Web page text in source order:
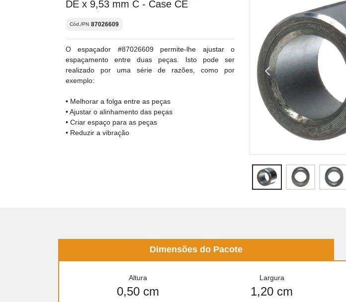
DE x 9,53 mm C - Case CE
Cód./PN 87026609
O espaçador #87026609 permite-lhe ajustar o
espaçamento entre duas peças. Isto pode ser
realizado por uma série de razões, como por
exemplo:
• Melhorar a folga entre as peças
• Ajustar o alinhamento das peças
• Criar espaço para as peças
• Reduzir a vibração
Dimensões do Pacote
Altura
0,50 cm
Largura
1,20 cm